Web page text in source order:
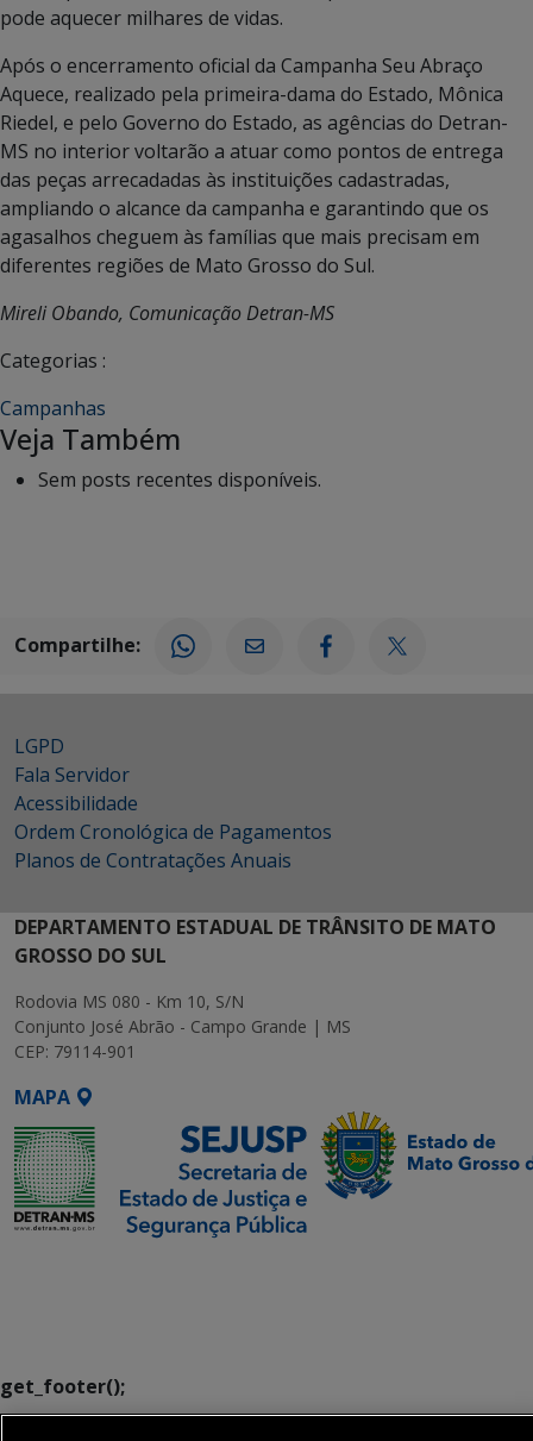
pode aquecer milhares de vidas.
Após o encerramento oficial da Campanha Seu Abraço
Aquece, realizado pela primeira-dama do Estado, Mônica
Riedel, e pelo Governo do Estado, as agências do Detran-
MS no interior voltarão a atuar como pontos de entrega
das peças arrecadadas às instituições cadastradas,
ampliando o alcance da campanha e garantindo que os
agasalhos cheguem às famílias que mais precisam em
diferentes regiões de Mato Grosso do Sul.
Mireli Obando, Comunicação Detran-MS
Categorias :
Campanhas
Veja Também
Sem posts recentes disponíveis.
Compartilhe:
LGPD
Fala Servidor
Acessibilidade
Ordem Cronológica de Pagamentos
Planos de Contratações Anuais
DEPARTAMENTO ESTADUAL DE TRÂNSITO DE MATO
GROSSO DO SUL
Rodovia MS 080 - Km 10, S/N
Conjunto José Abrão - Campo Grande | MS
CEP: 79114-901
MAPA
get_footer();